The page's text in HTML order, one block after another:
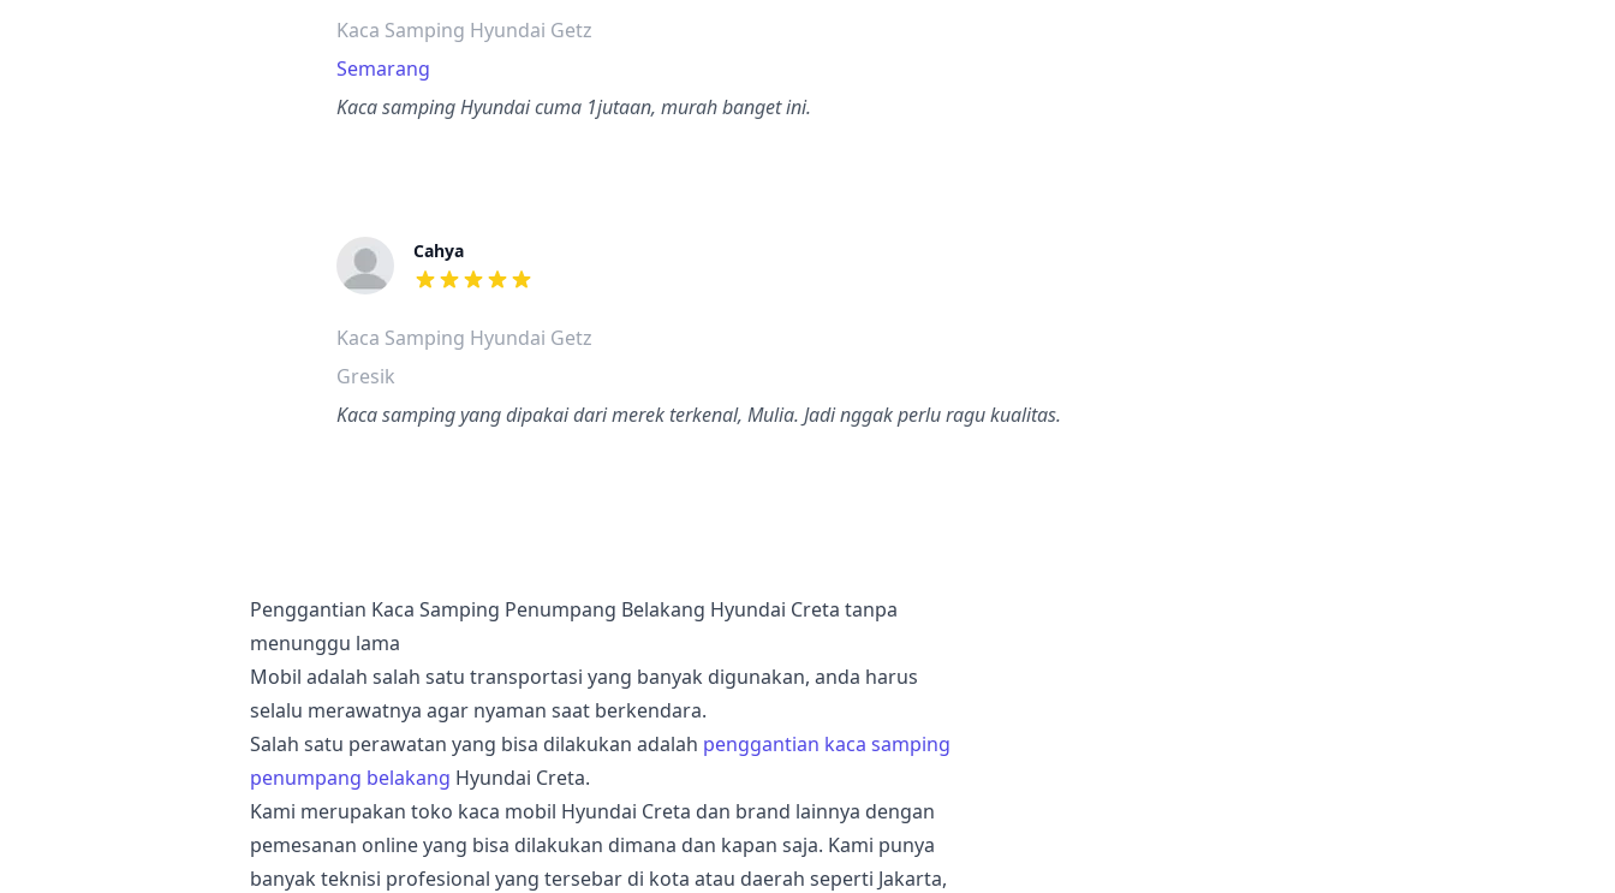
Kaca Samping Hyundai Getz
Semarang
Kaca samping Hyundai cuma 1jutaan, murah banget ini.
Cahya
dari ulasan adalah bintang lima
Kaca Samping Hyundai Getz
Gresik
Kaca samping yang dipakai dari merek terkenal, Mulia. Jadi nggak perlu ragu kualitas.
Penggantian Kaca Samping Penumpang Belakang Hyundai Creta tanpa
menunggu lama
Mobil adalah salah satu transportasi yang banyak digunakan, anda harus
selalu merawatnya agar nyaman saat berkendara.
Salah satu perawatan yang bisa dilakukan adalah penggantian kaca samping
penumpang belakang Hyundai Creta.
Kami merupakan toko kaca mobil Hyundai Creta dan brand lainnya dengan
pemesanan online yang bisa dilakukan dimana dan kapan saja. Kami punya
banyak teknisi profesional yang tersebar di kota atau daerah seperti Jakarta,